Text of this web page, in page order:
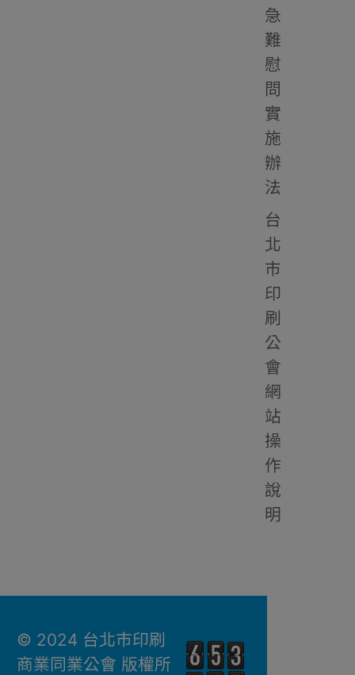
急
難
慰
問
實
施
辦
法
台
北
市
印
刷
公
會
網
站
操
作
說
明
© 2024 台北市印刷
商業同業公會 版權所